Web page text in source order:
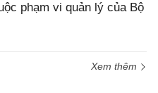
phạm vi quản lý của Bộ
Xem thêm